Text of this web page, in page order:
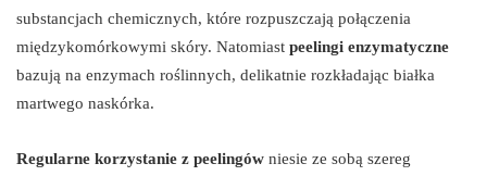
substancjach chemicznych, które rozpuszczają połączenia
międzykomórkowymi skóry. Natomiast peelingi enzymatyczne
bazują na enzymach roślinnych, delikatnie rozkładając białka
martwego naskórka.
Regularne korzystanie z peelingów niesie ze sobą szereg